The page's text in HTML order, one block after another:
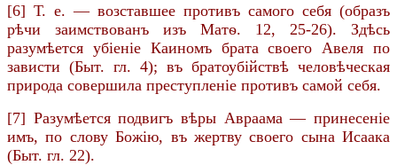
[6] Т. е. — возставшее противъ самого себя (образъ
рѣчи заимствованъ изъ Матѳ. 12, 25-26). Здѣсь
разумѣется убіеніе Каиномъ брата своего Авеля по
зависти (Быт. гл. 4); въ братоубійствѣ человѣческая
природа совершила преступленіе противъ самой себя.
[7] Разумѣется подвигъ вѣры Авраама — принесеніе
имъ, по слову Божію, въ жертву своего сына Исаака
(Быт. гл. 22).